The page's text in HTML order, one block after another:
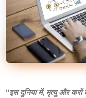
"इस दुनिया में, मृत्यु और करों